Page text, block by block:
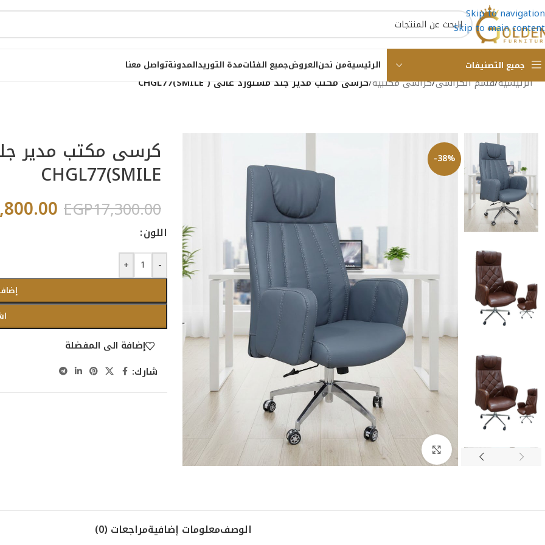
Skip to navigation
Skip to main content
جميع التصنيفات الرئيسيةمن نحنالعروضجميع الفئاتمدة التوريدالمدونةتواصل معنا
الرئيسية/قسم الكراسى/كراسى مكتبية/كرسى مكتب مدير جلد مستورد عالى ( CHGL77(SMILE
-38%
اضغط للتكبير
كرسى مكتب مدير
CHGL77(SMILE
EGP17,300.00
اللون
-
+
إضافة الى المفضلة
شارك:
الوصفمعلومات إضافيةمراجعات (0)